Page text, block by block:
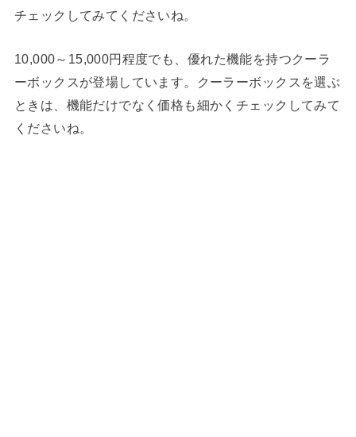
チェックしてみてくださいね。
10,000～15,000円程度でも、優れた機能を持つクーラ
ーボックスが登場しています。クーラーボックスを選ぶ
ときは、機能だけでなく価格も細かくチェックしてみて
くださいね。